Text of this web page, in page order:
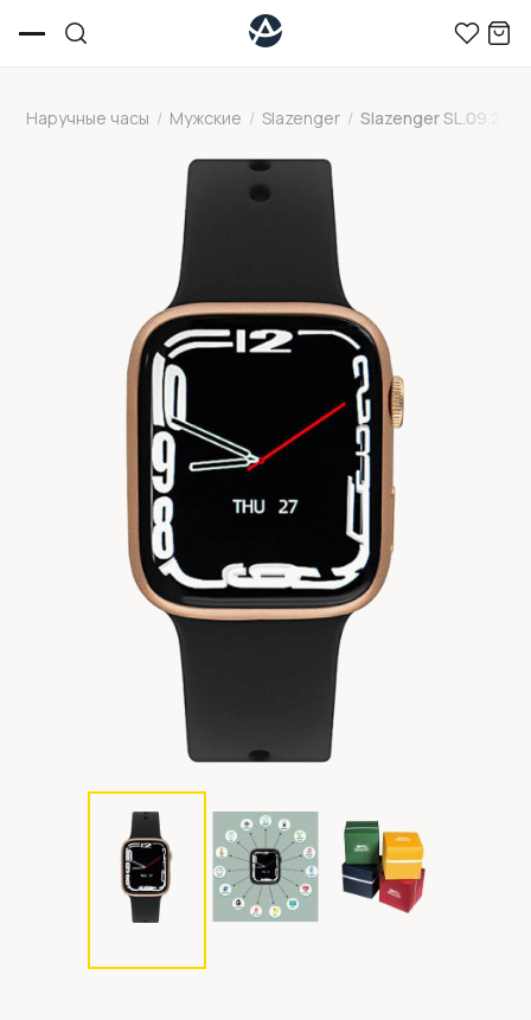
Наручные часы / Мужские / Slazenger / Slazenger